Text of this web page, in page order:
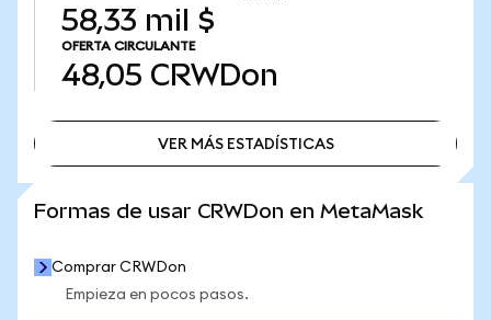
58,33 mil $
OFERTA CIRCULANTE
48,05 CRWDon
VER MÁS ESTADÍSTICAS
Formas de usar CRWDon en MetaMask
Comprar CRWDon
Empieza en pocos pasos.